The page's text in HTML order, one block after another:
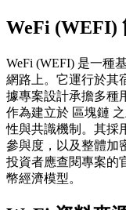
跟單
與頂尖交易專
WeFi (WEFI)
WeFi (WEFI) 是一種
網路上。它運行於其
據專案設計承擔多種
作為建立於 區塊鏈
性與共識機制。其採
參與度，以及整體加
投資者應查閱專案的
幣經濟模型。